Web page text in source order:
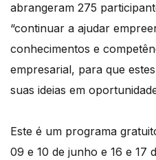
abrangeram 275
“continuar a ajudar
conhecimentos e
empresarial, para que
suas ideias em
Este é um programa
09 e 10 de junho e 16 e 17